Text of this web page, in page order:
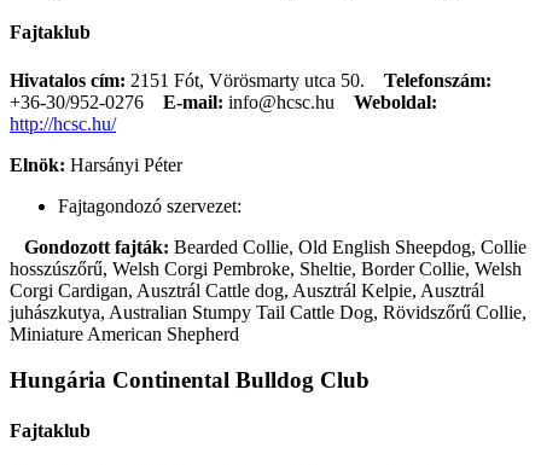
Fajtaklub
Hivatalos cím: 2151 Fót, Vörösmarty utca 50. Telefonszám:
+36-30/952-0276
E-mail: info@hcsc.hu
Weboldal:
http://hcsc.hu/
Elnök: Harsányi Péter
Fajtagondozó szervezet:
Gondozott fajták: Bearded Collie, Old English Sheepdog, Collie
hosszúszőrű, Welsh Corgi Pembroke, Sheltie, Border Collie, Welsh
Corgi Cardigan, Ausztrál Cattle dog, Ausztrál Kelpie, Ausztrál
juhászkutya, Australian Stumpy Tail Cattle Dog, Rövidszőrű Collie,
Miniature American Shepherd
Hungária Continental Bulldog Club
Fajtaklub